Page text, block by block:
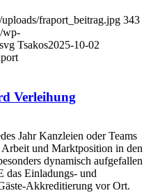
fraport_beitrag.jpg 343
wp-
Tsakos2025-10-02
Verleihung
Jahr Kanzleien oder Teams
und Marktposition in den
dynamisch aufgefallen
das Einladungs- und
Akkreditierung vor Ort.